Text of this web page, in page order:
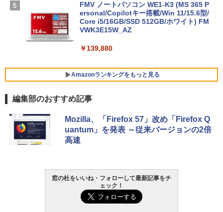
FMV ノートパソコン WE1-K3 (MS 365 P
ersonal/Copilotキー搭載/Win 11/15.6型/
Core i5/16GB/SSD 512GB/ホワイト) FM
VWK3E15W_AZ
￥139,880
Amazonランキングをもっと見る
Robloxギフトカード - 800 Robux 【限
定バーチャルアイテムを含む】 【オンラ
インゲームコード】 ロブロックス | オン
ラインコード版
Microsoft Office Home & Business 202
4(最新 永続版)|オンラインコード版|Wind
ows11、10/mac対応|PC2台
生成AIパスポート公式テキスト 第４版
￥1,766
AIイラスト表現辞典: 思い通りの絵を引き
出す プロンプトの言葉 AI画像生成シリー
ズ (はぴーイラストLabo)
Amazon Kindle Paperwhite (16GB) 7イ
ンチディスプレイ、色調調節ライト、12
週間持続バッテリー、広告なし、ブラッ
ク
Amazon Kindle - 目に優しい、かさばら
ない、大きな画面で読みやすい、6週間持
続バッテリー、6インチディスプレイ電子
編集部のおすすめ記事
Mozilla、「Firefox 57」改め「Firefox Q
uantum」を発表 ～従来バージョンの2倍
高速
窓の杜をいいね・フォローして最新記事をチ
ェック！